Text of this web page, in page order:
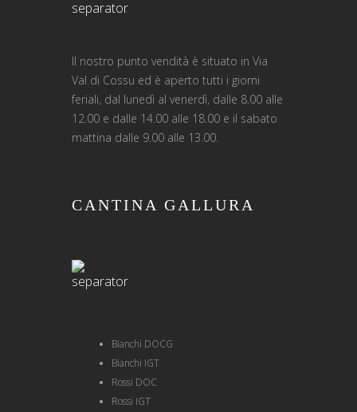
Il nostro punto vendità è situato in Via
Val di Cossu ed è aperto tutti i giorni
feriali, dal lunedì al venerdì, dalle 8.00 alle
12.00 e dalle 14.00 alle 18.00 e il sabato
mattina dalle 9.00 alle 13.00.
CANTINA GALLURA
Bianchi DOCG
Bianchi IGT
Rossi DOC
Rossi IGT